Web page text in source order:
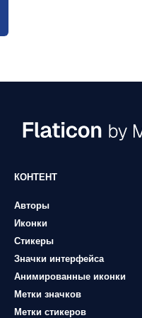
КОНТЕНТ
Авторы
Иконки
Стикеры
Значки интерфейса
Анимированные иконки
Метки значков
Метки стикеров